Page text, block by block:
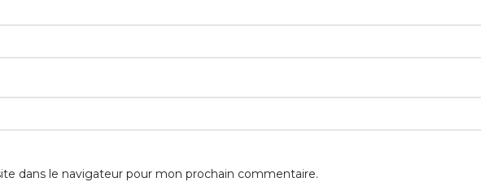
dans le navigateur pour mon prochain commentaire.